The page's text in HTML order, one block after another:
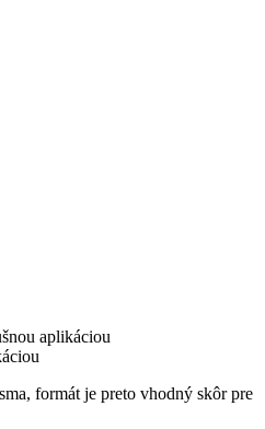
aplikáciou
formát je preto vhodný skôr pre